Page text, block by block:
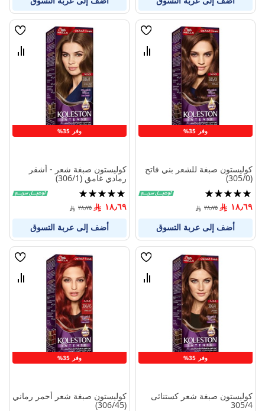
وفر 35%
قائمة
قارن
كوليستون صبغة للشعر بني فاتح
(305/0)
تقييم:
100%
١٨٫٦٩ ٢٨٫٧٥
أضف إلى عربة التسوق
وفر 35%
قائمة
قارن
كوليستون صبغة شعر - أشقر
رمادي غامق (306/1)
تقييم:
100%
١٨٫٦٩ ٢٨٫٧٥
أضف إلى عربة التسوق
وفر 35%
قائمة
قارن
كوليستون صبغة شعر كستنائى
305/4
وفر 35%
قائمة
قارن
كوليستون صبغة شعر أحمر رماني
(306/45)